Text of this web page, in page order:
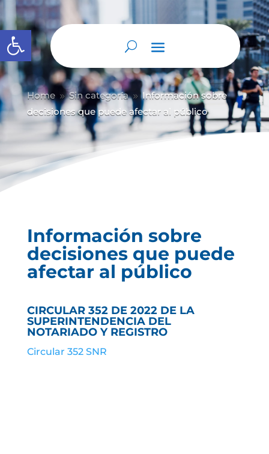
Abrir barra de herramientas
Home 9 Sin categoría 9 Información sobre
decisiones que puede afectar al público
Información sobre
decisiones que puede
afectar al público
CIRCULAR 352 DE 2022 DE LA
SUPERINTENDENCIA DEL
NOTARIADO Y REGISTRO
Circular 352 SNR